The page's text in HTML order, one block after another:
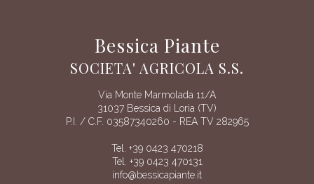
Bessica Piante
SOCIETA' AGRICOLA S.S.
Via Monte Marmolada 11/A
31037 Bessica di Loria (TV)
P.I. / C.F. 03587340260 - REA TV 282965
Tel. +39 0423 470218
Tel. +39 0423 470131
info@bessicapiante.it